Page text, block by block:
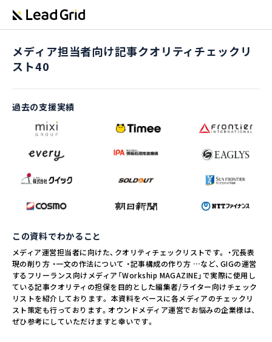
メディア担当者向け記事クオリティチェックリ
スト40
過去の支援実績
この資料でわかること
メディア運営担当者に向けた、クオリティチェックリストです。 ・冗長表
現の削り方 ・一文の作法について ・記事構成の作り方 …など、GIGの運営
するフリーランス向けメディア「Workship MAGAZINE」で実際に使用し
ている記事クオリティの担保を目的とした編集者/ライター向けチェック
リストを紹介しております。 本資料をベースに各メディアのチェックリ
スト策定も行っております。オウンドメディア運営でお悩みの企業様は、
ぜひ参考にしていただけますと幸いです。